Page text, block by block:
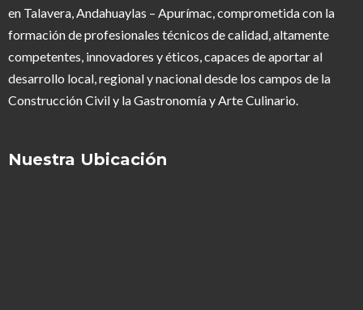
en Talavera, Andahuaylas – Apurímac, comprometida con la
formación de profesionales técnicos de calidad, altamente
competentes, innovadores y éticos, capaces de aportar al
desarrollo local, regional y nacional desde los campos de la
Construcción Civil y la Gastronomía y Arte Culinario.
Nuestra Ubicación